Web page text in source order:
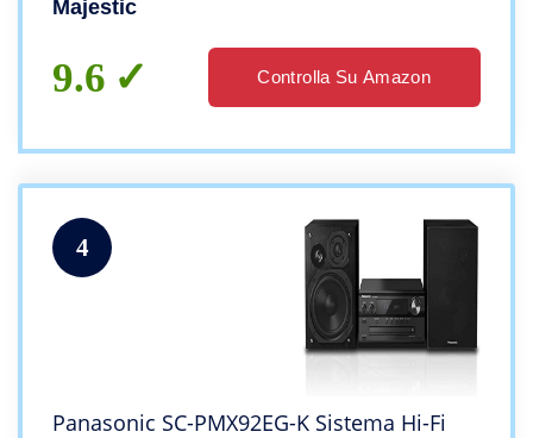
Majestic
9.6 Controlla Su Amazon
4
Panasonic SC-PMX92EG-K Sistema Hi-Fi